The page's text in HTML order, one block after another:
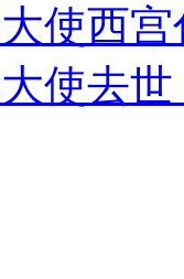
使西
使去